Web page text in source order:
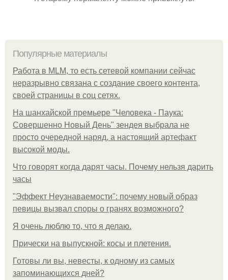
Популярные материалы
Работа в MLM, то есть сетевой компании сейчас
неразрывно связана с создание своего контента,
своей страницы в соц сетях.
На шанхайской премьере "Человека - Паука:
Совершенно Новый День" зендея выбрала не
просто очередной наряд, а настоящий артефакт
высокой моды.
Что говорят когда дарят часы. Почему нельзя дарить
часы
"Эффект Неузнаваемости": почему новый образ
певицы вызвал споры о гранях возможного?
Я очень люблю то, что я делаю.
Прически на выпускной: косы и плетения.
Готовы ли вы, невесты, к одному из самых
запоминающихся дней?